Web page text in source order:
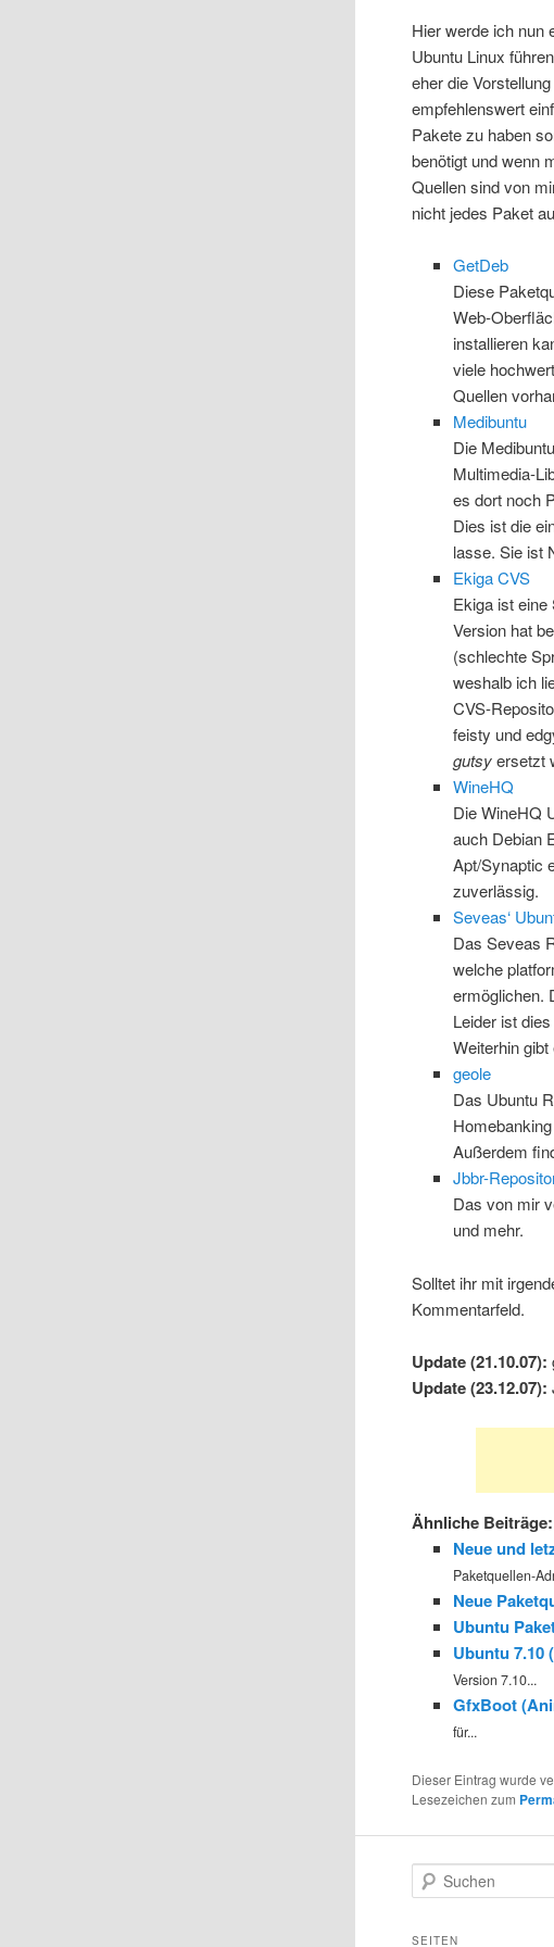
Hier werde ich nun
Ubuntu Linux
eher die
empfehlenswert
Pakete zu haben
benötigt und wenn
Quellen sind von
nicht jedes Paket
GetDeb
Diese
Web-
installieren
viele
Quellen
Medibuntu
Die
Multimedia-
es dort noch
Dies ist die
lasse. Sie ist
Ekiga CVS
Ekiga ist eine
Version hat
(schlechte
weshalb ich
CVS-
feisty und
gutsyersetzt
WineHQ
Die WineHQ
auch Debian
Apt/Synaptic
zuverlässig.
Seveas‘
Das Seveas
welche
ermöglichen.
Leider ist
Weiterhin
geole
Das Ubuntu
Außerdem
Jbbr-
Das von mir
und mehr.
Solltet ihr mit
Kommentarfeld.
Update (21.10.07):
Update (23.12.07):
Ähnliche Beiträge:
Neue und
Paketquellen-
Neue
Ubuntu
Ubuntu 7.10
Version 7.10...
GfxBoot
für...
Dieser Eintrag wurde
Lesezeichen zum
u
h
SEITEN